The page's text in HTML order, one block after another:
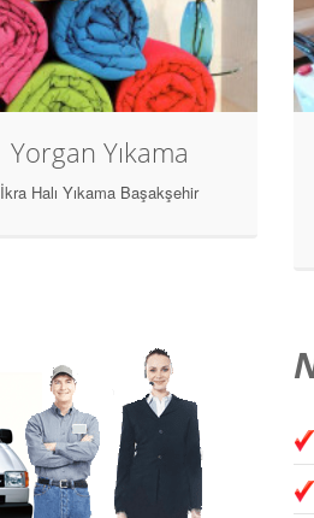
Yorgan Yıkama
İkra Halı Yıkama Başakşehir